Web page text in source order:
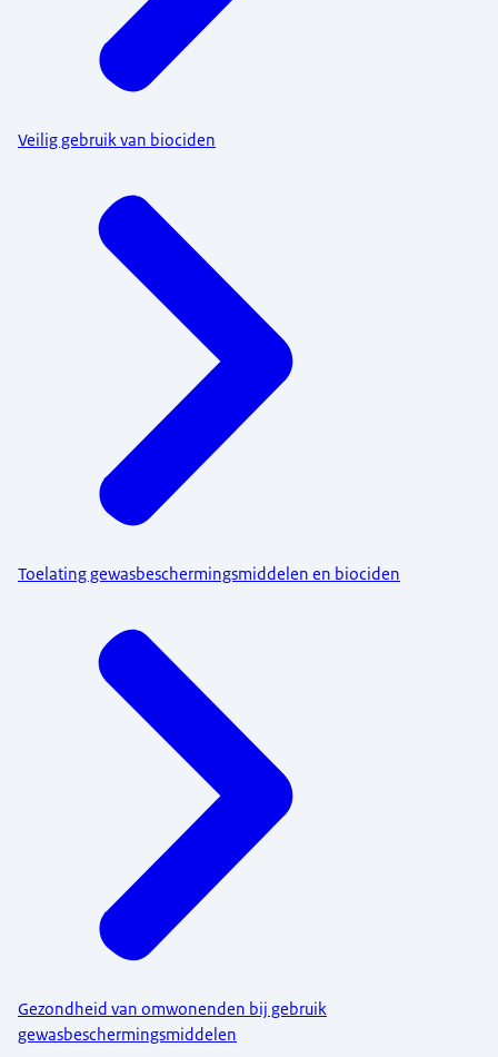
Veilig gebruik van biociden
Toelating gewasbeschermingsmiddelen en biociden
Gezondheid van omwonenden bij gebruik
gewasbeschermingsmiddelen